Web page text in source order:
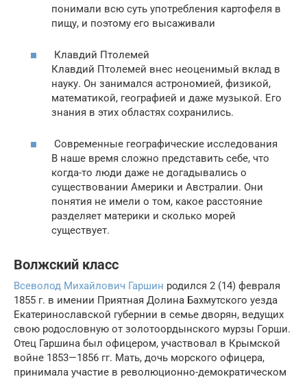
понимали всю суть употребления картофеля в
пищу, и поэтому его высаживали
Клавдий Птолемей
Клавдий Птолемей внес неоценимый вклад в
науку. Он занимался астрономией, физикой,
математикой, географией и даже музыкой. Его
знания в этих областях сохранились.
Современные географические исследования
В наше время сложно представить себе, что
когда-то люди даже не догадывались о
существовании Америки и Австралии. Они
понятия не имели о том, какое расстояние
разделяет материки и сколько морей
существует.
Волжский класс
Всеволод Михайлович Гаршин родился 2 (14) февраля
1855 г. в имении Приятная Долина Бахмутского уезда
Екатеринославской губернии в семье дворян, ведущих
свою родословную от золотоордынского мурзы Горши.
Отец Гаршина был офицером, участвовал в Крымской
войне 1853—1856 гг. Мать, дочь морского офицера,
принимала участие в революционно-демократическом